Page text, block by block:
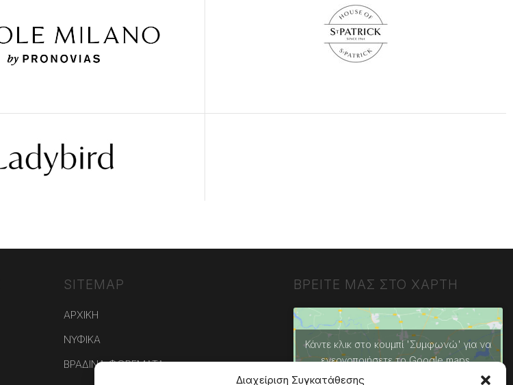
Διαχείριση Συγκατάθεσης
SITEMAP
ΑΡΧΙΚΗ
ΝΥΦΙΚΑ
ΒΡΑΔΙΝΑ ΦΟΡΕΜΑΤΑ
ΒΡΕΙΤΕ ΜΑΣ ΣΤΟ ΧΑΡΤΗ
Κάντε κλικ στο κουμπί 'Συμφωνώ' για να
ενεργοποιήσετε το Google maps.
Πολιτική Cookies